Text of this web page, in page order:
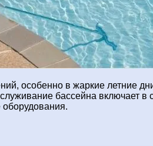
особенно в жаркие летние
бассейна включает